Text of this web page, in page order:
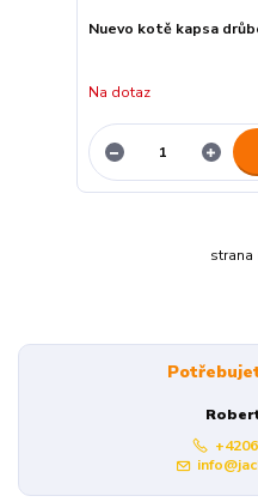
Nuevo kotě kapsa
Na dotaz
strana